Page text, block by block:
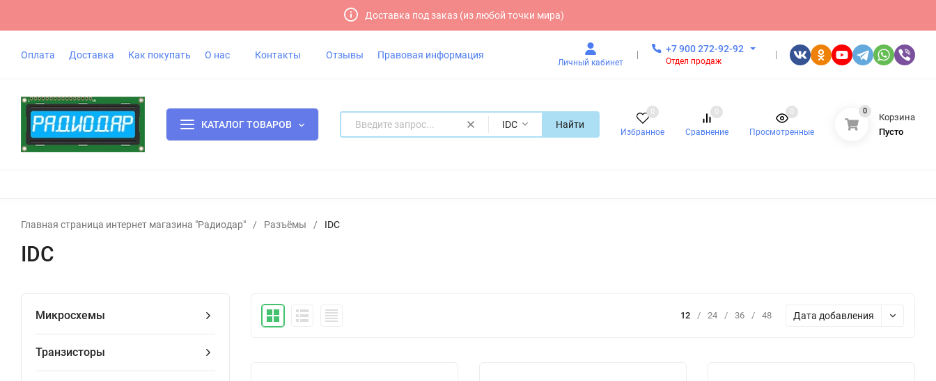
Доставка под заказ (из любой точки мира)
Оплата Доставка Как покупать О нас Контакты Отзывы Правовая информация
Личный кабинет
+7 900 272-92-92
Отдел продаж
КАТАЛОГ ТОВАРОВ IDC Найти
Избранное
0
Сравнение
0
Просмотренные
0 0
Корзина
Пусто
Главная страница интернет магазина "Радиодар" / Разъёмы / IDC
IDC
Микросхемы
Транзисторы
12 / 24 / 36 / 48 Дата добавления